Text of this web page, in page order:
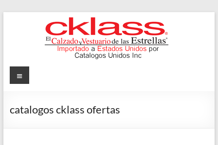
Cklass
y
Menu
catalogos cklass ofertas